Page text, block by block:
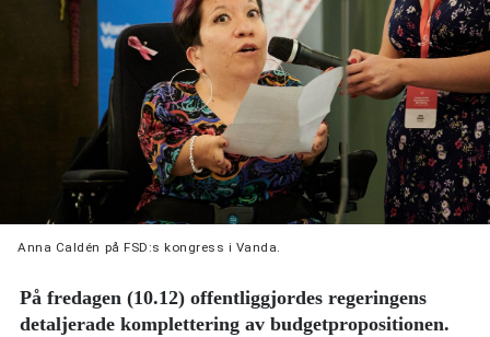
Anna Caldén på FSD:s kongress i Vanda.
På fredagen (10.12) offentliggjordes regeringens
detaljerade komplettering av budgetpropositionen.